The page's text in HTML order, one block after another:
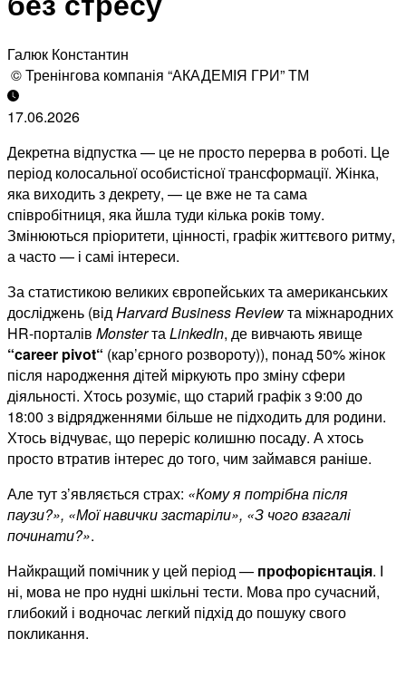
Галюк Константин
© Тренінгова компанія “АКАДЕМІЯ ГРИ” ТМ
17.06.2026
Декретна відпустка — це не просто перерва в роботі. Це
період колосальної особистісної трансформації. Жінка,
яка виходить з декрету, — це вже не та сама
співробітниця, яка йшла туди кілька років тому.
Змінюються пріоритети, цінності, графік життєвого ритму,
а часто — і самі інтереси.
За статистикою великих європейських та американських
досліджень (відHarvardBusinessReviewта міжнародних
HR-порталів MonsterтаLinkedIn, де вивчають явище
“career pivot“ (кар’єрного розвороту)), понад 50% жінок
після народження дітей міркують про зміну сфери
діяльності. Хтось розуміє, що старий графік з 9:00 до
18:00 з відрядженнями більше не підходить для родини.
Хтось відчуває, що переріс колишню посаду. А хтось
просто втратив інтерес до того, чим займався раніше.
Але тут з’являється страх: «Кому я потрібна після
паузи?», «Мої навички застаріли», «З чого взагалі
починати?».
Найкращий помічник у цей період — профорієнтація. І
ні, мова не про нудні шкільні тести. Мова про сучасний,
глибокий і водночас легкий підхід до пошуку свого
покликання.